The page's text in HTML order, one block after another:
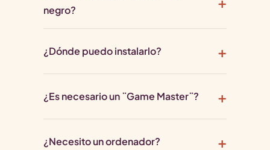
negro?
¿Dónde puedo instalarlo?
¿Es necesario un ¨Game Master¨?
¿Necesito un ordenador?